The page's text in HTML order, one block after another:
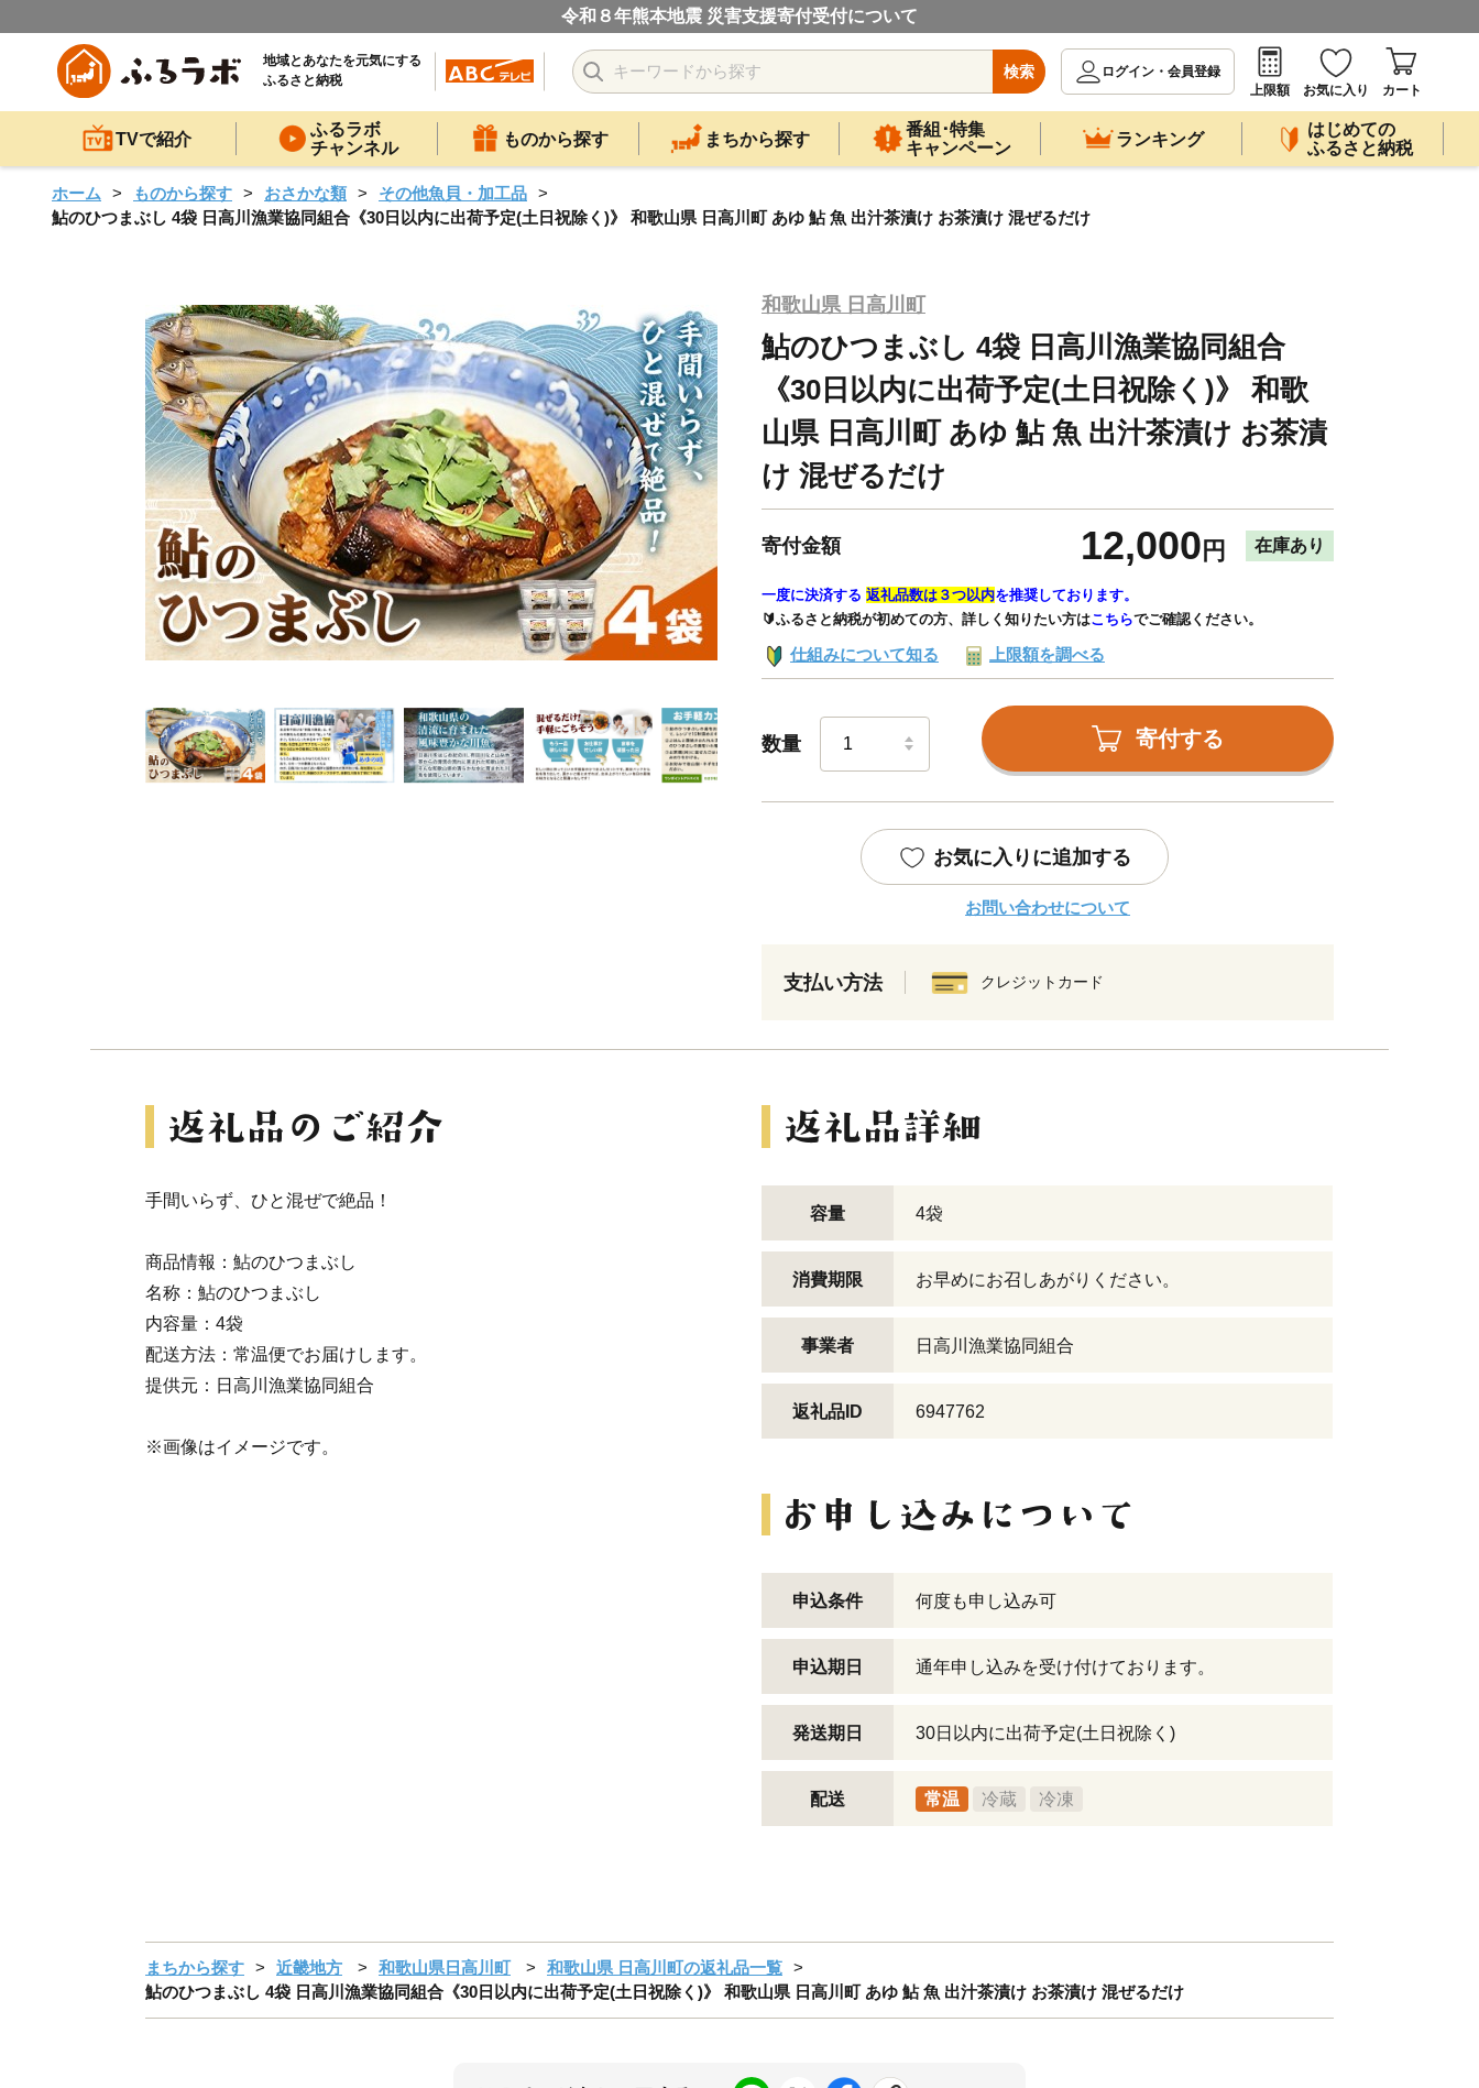
令和８年熊本地震 災害支援寄付受付について
地域とあなたを元気にする
ふるさと納税
検索
ログイン・会員登録
上限額
お気に入り カート
TVで紹介
ふるラボ
チャンネル
ものから探す まちから探す
番組･特集
キャンペーン
ランキング
はじめての
ふるさと納税
ホーム ものから探す おさかな類
その他魚貝・加工品
鮎のひつまぶし 4袋 日高川漁業協同組合《30日以内に出荷予定(土日祝除く)》 和歌山県 日高川町 あゆ 鮎 魚 出汁茶漬け お茶漬け 混ぜるだけ
和歌山県 日高川町
鮎のひつまぶし 4袋 日高川漁業協同組合
《30日以内に出荷予定(土日祝除く)》 和歌
山県 日高川町 あゆ 鮎 魚 出汁茶漬け お茶漬
け 混ぜるだけ
寄付金額 12,000 円 在庫あり
一度に決済する 返礼品数は３つ以内を推奨しております。
🔰ふるさと納税が初めての方、詳しく知りたい方はこちらでご確認ください。
仕組みについて知る 上限額を調べる
数量 寄付する
お気に入りに追加する
お問い合わせについて
支払い方法 クレジットカード
手間いらず、ひと混ぜで絶品！
商品情報：鮎のひつまぶし
名称：鮎のひつまぶし
内容量：4袋
配送方法：常温便でお届けします。
提供元：日高川漁業協同組合
※画像はイメージです。
容量 4袋
消費期限 お早めにお召しあがりください。
事業者 日高川漁業協同組合
返礼品ID 6947762
申込条件 何度も申し込み可
申込期日 通年申し込みを受け付けております。
発送期日 30日以内に出荷予定(土日祝除く)
配送 常温 冷蔵 冷凍
まちから探す 近畿地方 和歌山県日高川町
和歌山県 日高川町の返礼品一覧
鮎のひつまぶし 4袋 日高川漁業協同組合《30日以内に出荷予定(土日祝除く)》 和歌山県 日高川町 あゆ 鮎 魚 出汁茶漬け お茶漬け 混ぜるだけ